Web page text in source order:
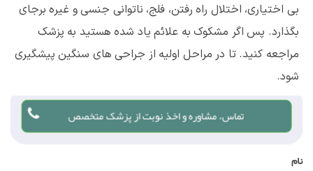
بی اختیاری، اختلال راه رفتن، فلج، ناتوانی جنسی و غیره برجای
بگذارد. پس اگر مشکوک به علائم یاد شده هستید به پزشک
مراجعه کنید. تا در مراحل اولیه از جراحی های سنگین پیشگیری
شود.
تماس، مشاوره و اخذ نوبت از پزشک متخصص
نام